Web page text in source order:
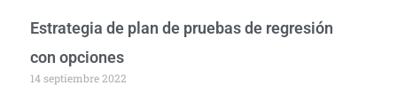
Estrategia de plan de pruebas de regresión
con opciones
14 septiembre 2022